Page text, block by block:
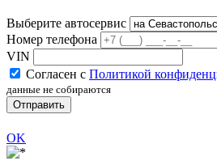
Выберите автосервис
Номер телефона
VIN
Согласен с Политикой
данные не собираются
Отправить
OK